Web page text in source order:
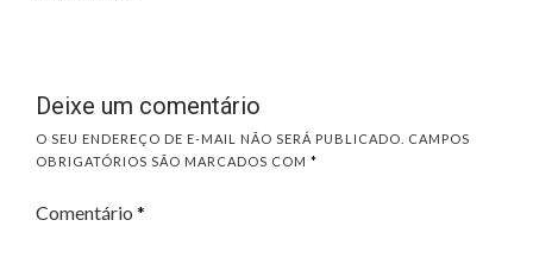
Deixe um comentário
O SEU ENDEREÇO DE E-MAIL NÃO SERÁ PUBLICADO.
CAMPOS
OBRIGATÓRIOS SÃO MARCADOS COM *
Comentário *